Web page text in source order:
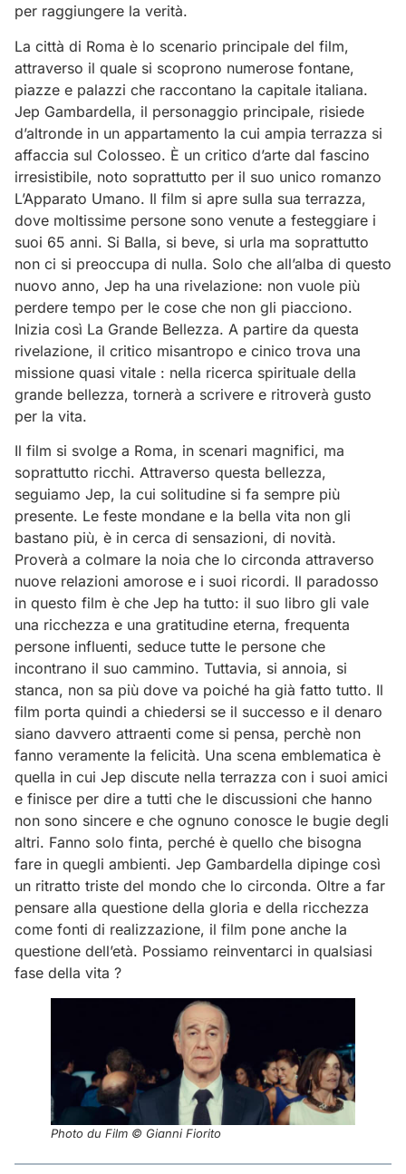
per raggiungere la verità.
La città di Roma è lo scenario principale del film,
attraverso il quale si scoprono numerose fontane,
piazze e palazzi che raccontano la capitale italiana.
Jep Gambardella, il personaggio principale, risiede
d’altronde in un appartamento la cui ampia terrazza si
affaccia sul Colosseo. È un critico d’arte dal fascino
irresistibile, noto soprattutto per il suo unico romanzo
L’Apparato Umano. Il film si apre sulla sua terrazza,
dove moltissime persone sono venute a festeggiare i
suoi 65 anni. Si Balla, si beve, si urla ma soprattutto
non ci si preoccupa di nulla. Solo che all’alba di questo
nuovo anno, Jep ha una rivelazione: non vuole più
perdere tempo per le cose che non gli piacciono.
Inizia così La Grande Bellezza. A partire da questa
rivelazione, il critico misantropo e cinico trova una
missione quasi vitale : nella ricerca spirituale della
grande bellezza, tornerà a scrivere e ritroverà gusto
per la vita.
Il film si svolge a Roma, in scenari magnifici, ma
soprattutto ricchi. Attraverso questa bellezza,
seguiamo Jep, la cui solitudine si fa sempre più
presente. Le feste mondane e la bella vita non gli
bastano più, è in cerca di sensazioni, di novità.
Proverà a colmare la noia che lo circonda attraverso
nuove relazioni amorose e i suoi ricordi. Il paradosso
in questo film è che Jep ha tutto: il suo libro gli vale
una ricchezza e una gratitudine eterna, frequenta
persone influenti, seduce tutte le persone che
incontrano il suo cammino. Tuttavia, si annoia, si
stanca, non sa più dove va poiché ha già fatto tutto. Il
film porta quindi a chiedersi se il successo e il denaro
siano davvero attraenti come si pensa, perchè non
fanno veramente la felicità. Una scena emblematica è
quella in cui Jep discute nella terrazza con i suoi amici
e finisce per dire a tutti che le discussioni che hanno
non sono sincere e che ognuno conosce le bugie degli
altri. Fanno solo finta, perché è quello che bisogna
fare in quegli ambienti. Jep Gambardella dipinge così
un ritratto triste del mondo che lo circonda. Oltre a far
pensare alla questione della gloria e della ricchezza
come fonti di realizzazione, il film pone anche la
questione dell’età. Possiamo reinventarci in qualsiasi
fase della vita ?
Photo du Film © Gianni Fiorito